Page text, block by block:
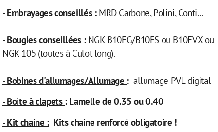
- Embrayages conseillés :MRD Carbone, Polini, Conti...
- Bougies conseillées :NGK B10EG/B10ES ou B10EVX ou
NGK 105 (toutes à Culot long).
- Bobines d'allumages/Allumage :allumage PVL digital
- Boite à clapets : Lamelle de 0.35 ou 0.40
- Kit chaine :Kits chaine renforcé obligatoire !